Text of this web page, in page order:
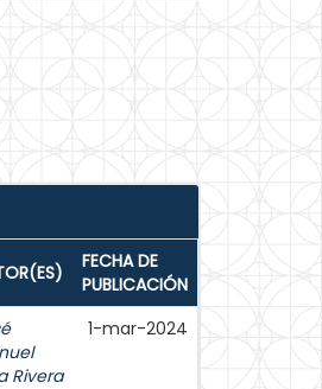
FECHA DE
PUBLICACIÓN
Rivera
1-mar-2024